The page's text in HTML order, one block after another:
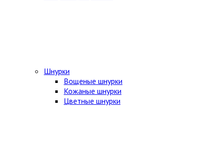
Шнурки
Вощеные шнурки
Кожаные шнурки
Цветные шнурки